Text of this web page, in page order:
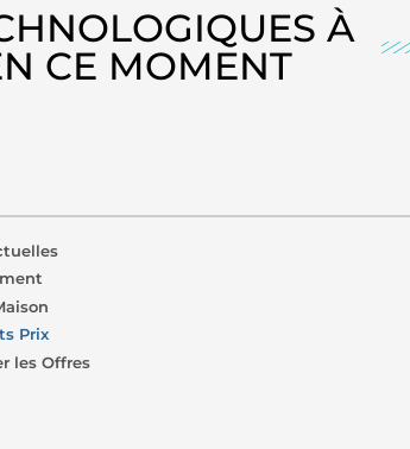
À
CE MOMENT
Prix
les Offres